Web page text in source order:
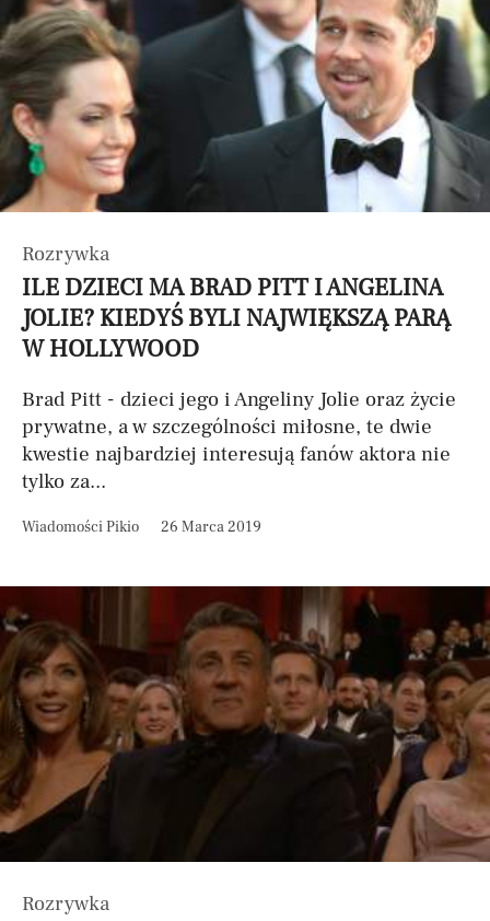
Rozrywka
ILE DZIECI MA BRAD PITT I ANGELINA
JOLIE? KIEDYŚ BYLI NAJWIĘKSZĄ PARĄ
W HOLLYWOOD
Brad Pitt - dzieci jego i Angeliny Jolie oraz życie
prywatne, a w szczególności miłosne, te dwie
kwestie najbardziej interesują fanów aktora nie
tylko za...
Wiadomości Pikio 26 Marca 2019
Rozrywka